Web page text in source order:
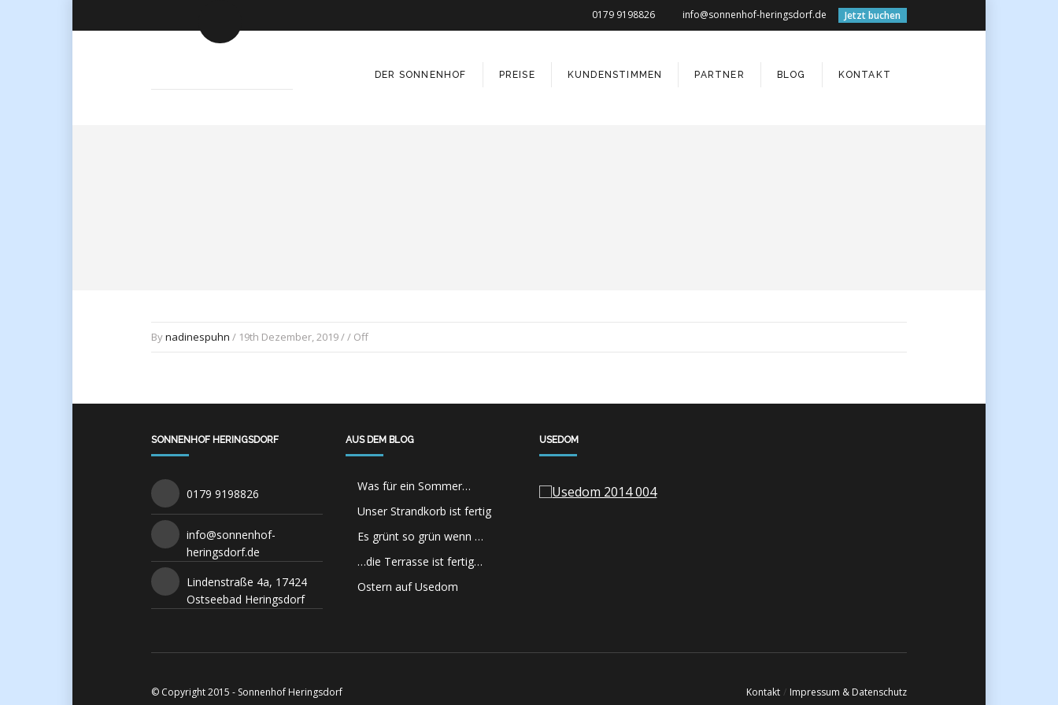
Jetzt buchen
0179 9198826 info@sonnenhof-heringsdorf.de
DER SONNENHOF PREISE KUNDENSTIMMEN PARTNER BLOG KONTAKT
Bynadinespuhn / 19th Dezember, 2019 / / Off
SONNENHOF HERINGSDORF
0179 9198826
info@sonnenhof-
heringsdorf.de
Lindenstraße 4a, 17424
Ostseebad Heringsdorf
AUS DEM BLOG
Was für ein Sommer…
Unser Strandkorb ist fertig
Es grünt so grün wenn …
…die Terrasse ist fertig…
Ostern auf Usedom
USEDOM
© Copyright 2015 - Sonnenhof Heringsdorf Kontakt / Impressum & Datenschutz